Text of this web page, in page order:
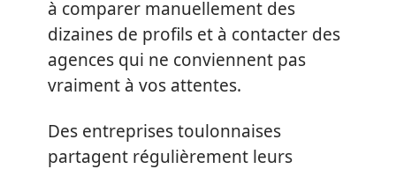
à comparer manuellement des
dizaines de profils et à contacter des
agences qui ne conviennent pas
vraiment à vos attentes.
Des entreprises toulonnaises
partagent régulièrement leurs